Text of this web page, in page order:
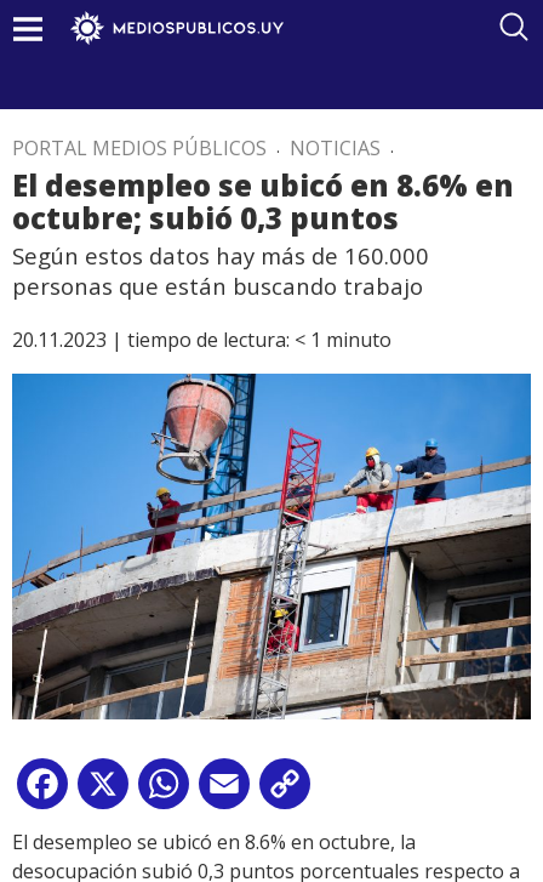
PORTAL MEDIOS PÚBLICOS . NOTICIAS .
El desempleo se ubicó en 8.6% en
octubre; subió 0,3 puntos
Según estos datos hay más de 160.000
personas que están buscando trabajo
20.11.2023 | tiempo de lectura: < 1 minuto
Facebook
X WhatsApp
Email
Link
El desempleo se ubicó en 8.6% en octubre, la
desocupación subió 0,3 puntos porcentuales respecto a